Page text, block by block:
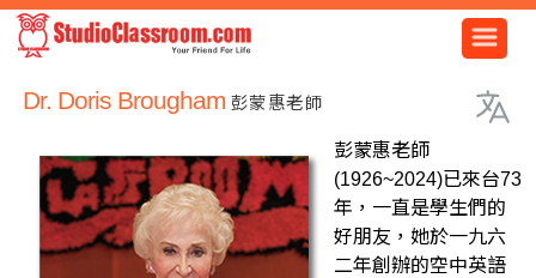
Dr. Doris Brougham 彭蒙惠老師
彭蒙惠老師
(1926~2024)已來台73
年，一直是學生們的
好朋友，她於一九六
二年創辦的空中英語